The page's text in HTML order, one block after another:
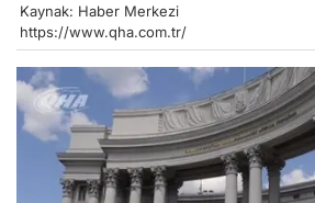
Kaynak: Haber Merkezi
https://www.qha.com.tr/